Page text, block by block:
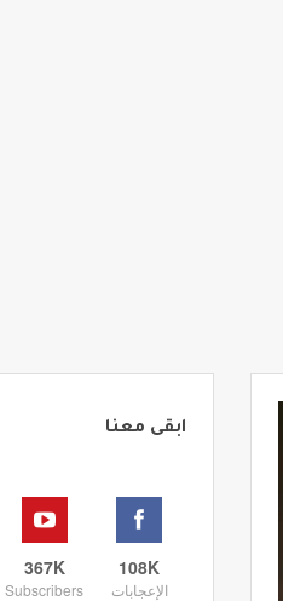
ابقى معنا
108K
الإعجابات
367K
Subscribers